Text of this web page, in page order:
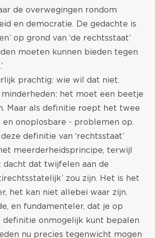
de overwegingen rondom
en democratie. De gedachte is
op grond van ‘de rechtsstaat’
moeten kunnen bieden tegen
prachtig: wie wil dat niet.
minderheden: het moet een beetje
Maar als definitie roept het twee
onoplosbare - problemen op.
definitie van ‘rechtsstaat’
meerderheidsprincipe, terwijl
dacht dat twijfelen aan de
zou zijn. Het is het
het kan niet allebei waar zijn.
en fundamenteler, dat je op
definitie onmogelijk kunt bepalen
nu precies tegenwicht mogen